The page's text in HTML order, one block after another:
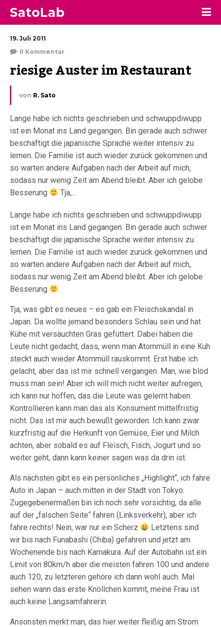
SatoLab
19. Juli 2011
0 Kommentar
riesige Auster im Restaurant
von R. Sato
Lange habe ich nichts geschrieben und schwuppdiwupp
ist ein Monat ins Land gegangen. Bin gerade auch schwer
beschäftigt die japanische Sprache weiter intensiv zu
lernen. Die Familie ist auch wieder zurück gekommen und
so warten andere Aufgaben nach der Arbeit auf mich,
sodass nur wenig Zeit am Abend bleibt. Aber ich gelobe
Besserung
Tja,...
Lange habe ich nichts geschrieben und schwuppdiwupp
ist ein Monat ins Land gegangen. Bin gerade auch schwer
beschäftigt die japanische Sprache weiter intensiv zu
lernen. Die Familie ist auch wieder zurück gekommen und
so warten andere Aufgaben nach der Arbeit auf mich,
sodass nur wenig Zeit am Abend bleibt. Aber ich gelobe
Besserung
Tja, was gibt es neues – es gab ein Fleischskandal in
Japan. Da wollte jemand besonders Schlau sein und hat
Kühe mit versäuchten Gras gefüttert. Dabei haben die
Leute nicht gedacht, dass, wenn man Atommüll in eine Kuh
steckt auch wieder Atommüll rauskommt. Erst habe ich
gelacht, aber das ist mir schnell vergangen. Man, wie blöd
muss man sein! Aber ich will mich nicht weiter aufregen,
ich kann nur hoffen, das die Leute was gelernt haben.
Kontrollieren kann man das als Konsument mittelfristig
nicht. Das ist mir auch bewußt geworden. Ich kann zwar
kurzfristig auf die Herkunft von Gemüse, Eier und Milch
achten, aber sobald es auf Fleisch, Fisch, Jogurt und so
weiter geht, dann kann keiner sagen was da drin ist.
Als nächsten gibt es ein persönliches „Highlight“, ich fahre
Auto in Japan – auch mitten in der Stadt von Tokyo.
Zugegebenermaßen bin ich noch sehr vorsichtig, da alle
auf der „falschen Seite“ fahren (Linksverkehr), aber ich
fahre rechts! Nein, war nur ein Scherz
Letztens sind
wir bis nach Funabashi (Chiba) gefahren und jetzt am
Wochenende bis nach Kamakura. Auf der Autobahn ist ein
Limit von 80km/h aber die meisten fahren 100 und andere
auch 120, zu letzteren gehöre ich dann wohl auch. Mal
sehen wann das erste Knöllchen kommt, meine Frau ist
auch keine Langsamfahrerin.
Ansonsten merkt man, das hier weiter fleißig am Strom